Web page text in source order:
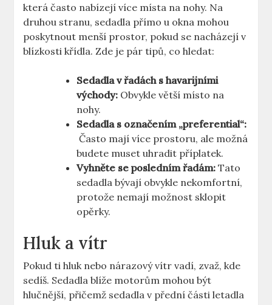
která často nabízejí více místa na nohy. Na
druhou stranu, sedadla přímo u ⁢okna mohou
⁤poskytnout menší prostor, pokud se nacházejí v
blízkosti křídla. Zde je pár tipů, co hledat:
Sedadla v řadách s havarijními
východy: Obvykle větší ⁣místo na
nohy.
Sedadla​ s označením „preferential“:
⁤ Často mají více prostoru, ale možná
budete ‍muset uhradit příplatek.
Vyhněte se posledním řadám: Tato
⁢sedadla bývají obvykle nekomfortní,
protože nemají možnost sklopit⁣
opěrky.
Hluk a vítr
Pokud ti hluk nebo nárazový vítr vadí, zvaž, kde​
sedíš. Sedadla blíže motorům mohou ⁤být
hlučnější, přičemž sedadla v přední části letadla